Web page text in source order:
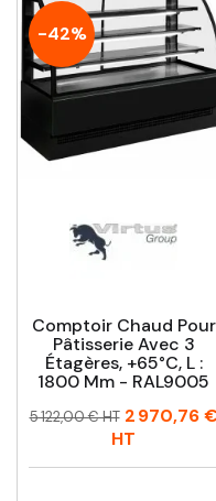
-42%
Comptoir Chaud Pour
Pâtisserie Avec 3
Étagères, +65°C, L :
1800 Mm - RAL9005
Prix
Prix
5 122,00 € HT 2 970,76
HT